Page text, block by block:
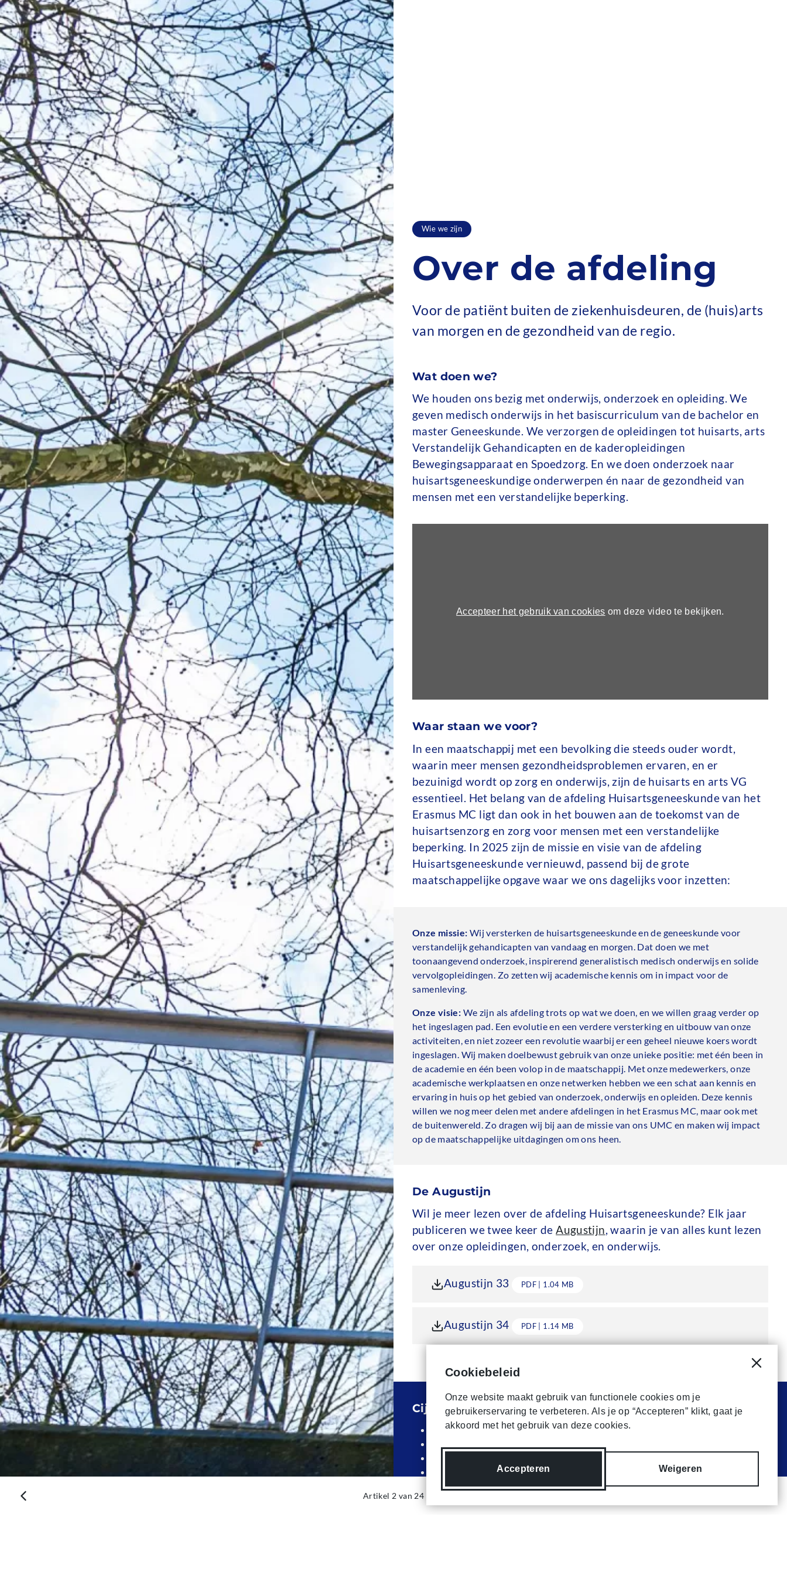
Cookiebeleid
Onze website maakt gebruik van functionele cookies om je
gebruikerservaring te verbeteren. Als je op “Accepteren” klikt, gaat je
akkoord met het gebruik van deze cookies.
Accepteren Weigeren
Over de afdeling
Wie we zijn
Voor de patiënt buiten de ziekenhuisdeuren, de (huis)arts
van morgen en de gezondheid van de regio.
Wat doen we?
We houden ons bezig met onderwijs, onderzoek en opleiding. We
geven medisch onderwijs in het basiscurriculum van de bachelor en
master Geneeskunde. We verzorgen de opleidingen tot huisarts, arts
Verstandelijk Gehandicapten en de kaderopleidingen
Bewegingsapparaat en Spoedzorg. En we doen onderzoek naar
huisartsgeneeskundige onderwerpen én naar de gezondheid van
mensen met een verstandelijke beperking.
Accepteer het gebruik van cookies om deze video te bekijken.
Waar staan we voor?
In een maatschappij met een bevolking die steeds ouder wordt,
waarin meer mensen gezondheidsproblemen ervaren, en er
bezuinigd wordt op zorg en onderwijs, zijn de huisarts en arts VG
essentieel. Het belang van de afdeling Huisartsgeneeskunde van het
Erasmus MC ligt dan ook in het bouwen aan de toekomst van de
huisartsenzorg en zorg voor mensen met een verstandelijke
beperking. In 2025 zijn de missie en visie van de afdeling
Huisartsgeneeskunde vernieuwd, passend bij de grote
maatschappelijke opgave waar we ons dagelijks voor inzetten:
Onze missie: Wij versterken de huisartsgeneeskunde en de geneeskunde voor
verstandelijk gehandicapten van vandaag en morgen. Dat doen we met
toonaangevend onderzoek, inspirerend generalistisch medisch onderwijs en solide
vervolgopleidingen. Zo zetten wij academische kennis om in impact voor de
samenleving.
Onze visie: We zijn als afdeling trots op wat we doen, en we willen graag verder op
het ingeslagen pad. Een evolutie en een verdere versterking en uitbouw van onze
activiteiten, en niet zozeer een revolutie waarbij er een geheel nieuwe koers wordt
ingeslagen. Wij maken doelbewust gebruik van onze unieke positie: met één been in
de academie en één been volop in de maatschappij. Met onze medewerkers, onze
academische werkplaatsen en onze netwerken hebben we een schat aan kennis en
ervaring in huis op het gebied van onderzoek, onderwijs en opleiden. Deze kennis
willen we nog meer delen met andere afdelingen in het Erasmus MC, maar ook met
de buitenwereld. Zo dragen wij bij aan de missie van ons UMC en maken wij impact
op de maatschappelijke uitdagingen om ons heen.
De Augustijn
Wil je meer lezen over de afdeling Huisartsgeneeskunde? Elk jaar
publiceren we twee keer deAugustijn, waarin je van alles kunt lezen
over onze opleidingen, onderzoek, en onderwijs.
Bestand
Augustijn 33 downloaden
PDF | 1.04 MB
Bestand
Augustijn 34 downloaden
PDF | 1.14 MB
Cijfers 2025
205 medewerkers
138 publicaties
8 promoties
Artikel 2 van 24